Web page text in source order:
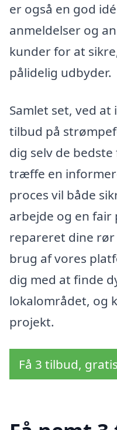
er også en god
anmeldelser og
kunder for at
pålidelig udbyder.
Samlet set, ved
tilbud på
dig selv de
træffe en
proces vil både
arbejde og en fair
repareret dine
brug af vores
dig med at finde
lokalområdet, og
projekt.
Få 3 tilbud,